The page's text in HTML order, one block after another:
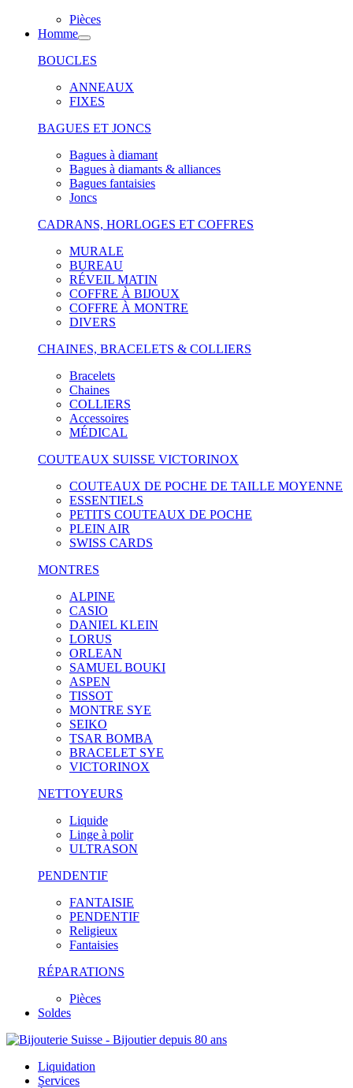
Pièces
Homme
BOUCLES
ANNEAUX
FIXES
BAGUES ET JONCS
Bagues à diamant
Bagues à diamants & alliances
Bagues fantaisies
Joncs
CADRANS, HORLOGES ET COFFRES
MURALE
BUREAU
RÉVEIL MATIN
COFFRE À BIJOUX
COFFRE À MONTRE
DIVERS
CHAINES, BRACELETS & COLLIERS
Bracelets
Chaines
COLLIERS
Accessoires
MÉDICAL
COUTEAUX SUISSE VICTORINOX
COUTEAUX DE POCHE DE TAILLE MOYENNE
ESSENTIELS
PETITS COUTEAUX DE POCHE
PLEIN AIR
SWISS CARDS
MONTRES
ALPINE
CASIO
DANIEL KLEIN
LORUS
ORLEAN
SAMUEL BOUKI
ASPEN
TISSOT
MONTRE SYE
SEIKO
TSAR BOMBA
BRACELET SYE
VICTORINOX
NETTOYEURS
Liquide
Linge à polir
ULTRASON
PENDENTIF
FANTAISIE
PENDENTIF
Religieux
Fantaisies
RÉPARATIONS
Pièces
Soldes
Liquidation
Services